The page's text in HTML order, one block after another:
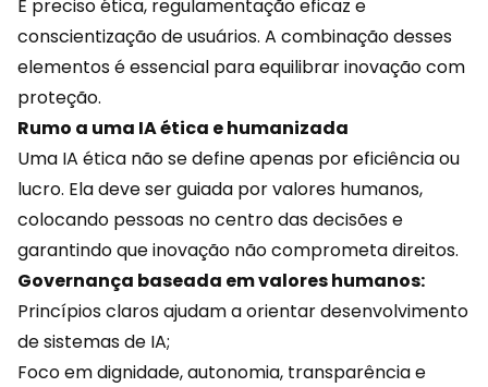
É preciso ética, regulamentação eficaz e
conscientização de usuários. A combinação desses
elementos é essencial para equilibrar inovação com
proteção.
Rumo a uma IA ética e humanizada
Uma IA ética não se define apenas por eficiência ou
lucro. Ela deve ser guiada por valores humanos,
colocando pessoas no centro das decisões e
garantindo que inovação não comprometa direitos.
Governança baseada em valores humanos:
Princípios claros ajudam a orientar desenvolvimento
de sistemas de IA;
Foco em dignidade, autonomia, transparência e